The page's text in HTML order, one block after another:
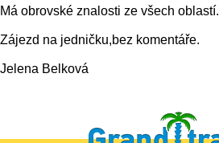
Má obrovské znalosti ze všech oblastí.
Zájezd na jedničku,bez komentáře.
Jelena Belková